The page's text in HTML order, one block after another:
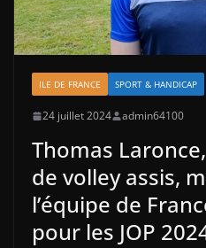
ILE DE FRANCE SPORT & HANDICAP
24 juillet 2024 admin64100
Thomas
de volley assis,
l’équipe de
pour les JOP